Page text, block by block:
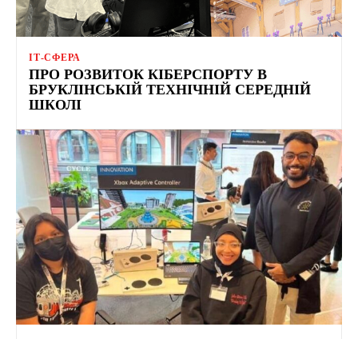
ІТ-СФЕРА
ПРО РОЗВИТОК КІБЕРСПОРТУ В
БРУКЛІНСЬКІЙ ТЕХНІЧНІЙ СЕРЕДНІЙ
ШКОЛІ